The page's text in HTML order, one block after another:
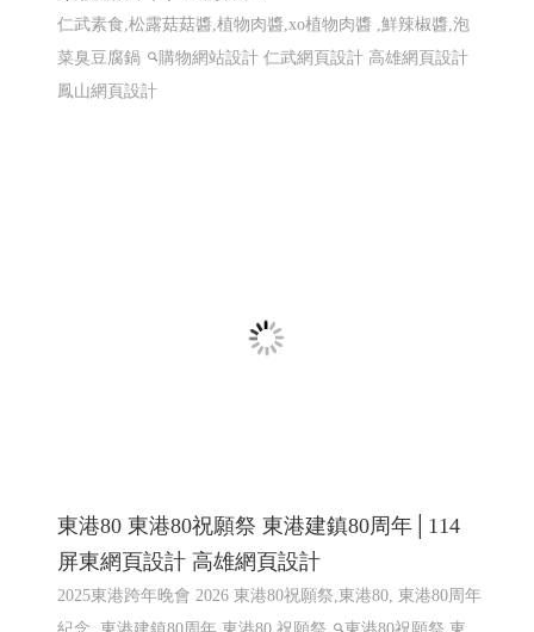
仁武素食,松露菇菇醬,植物肉醬,xo植物肉醬 ,鮮辣椒醬,泡
菜臭豆腐鍋
購物網站設計仁武網頁設計 高雄網頁設計
鳳山網頁設計
東港80 東港80祝願祭 東港建鎮80周年│114
屏東網頁設計 高雄網頁設計
2025東港跨年晚會 2026 東港80祝願祭,東港80, 東港80周年